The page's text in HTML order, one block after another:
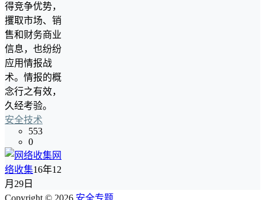
得竞争优势，
攫取市场、销
售和财务商业
信息，也纷纷
应用情报战
术。情报的概
念行之有效，
久经考验。
安全技术
553
0
网
络收集16年12
月29日
Copyright © 2026 安全专题